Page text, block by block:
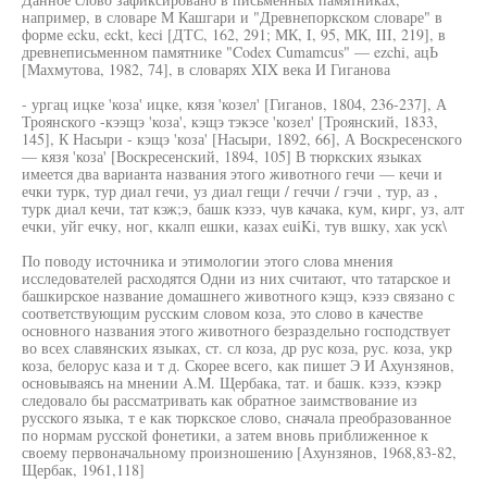
например, в словаре М Кашгари и "Древнепоркском словаре" в
форме ecku, eckt, keci [ДТС, 162, 291; МК, I, 95, МК, III, 219], в
древнеписьменном памятнике "Codex Cumamcus" — ezchi, ацЬ
[Махмутова, 1982, 74], в словарях XIX века И Гиганова
- ургац ицке 'коза' ицке, кязя 'козел' [Гиганов, 1804, 236-237], А
Троянского -кээщэ 'коза', кэщэ тэкэсе 'козел' [Троянский, 1833,
145], К Насыри - кэщэ 'коза' [Насыри, 1892, 66], А Воскресенского
— кязя 'коза' [Воскресенский, 1894, 105] В тюркских языках
имеется два варианта названия этого животного гечи — кечи и
ечки турк, тур диал гечи, уз диал гещи / геччи / гэчи , тур, аз ,
турк диал кечи, тат кэж;э, башк кэзэ, чув качака, кум, кирг, уз, алт
ечки, уйг ечку, ног, ккалп ешки, казах euiKi, тув вшку, хак уск\
По поводу источника и этимологии этого слова мнения
исследователей расходятся Одни из них считают, что татарское и
башкирское название домашнего животного кэщэ, кэзэ связано с
соответствующим русским словом коза, это слово в качестве
основного названия этого животного безраздельно господствует
во всех славянских языках, ст. сл коза, др рус коза, рус. коза, укр
коза, белорус каза и т д. Скорее всего, как пишет Э И Ахунзянов,
основываясь на мнении A.M. Щербака, тат. и башк. кэзэ, кээкр
следовало бы рассматривать как обратное заимствование из
русского языка, т е как тюркское слово, сначала преобразованное
по нормам русской фонетики, а затем вновь приближенное к
своему первоначальному произношению [Ахунзянов, 1968,83-82,
Щербак, 1961,118]